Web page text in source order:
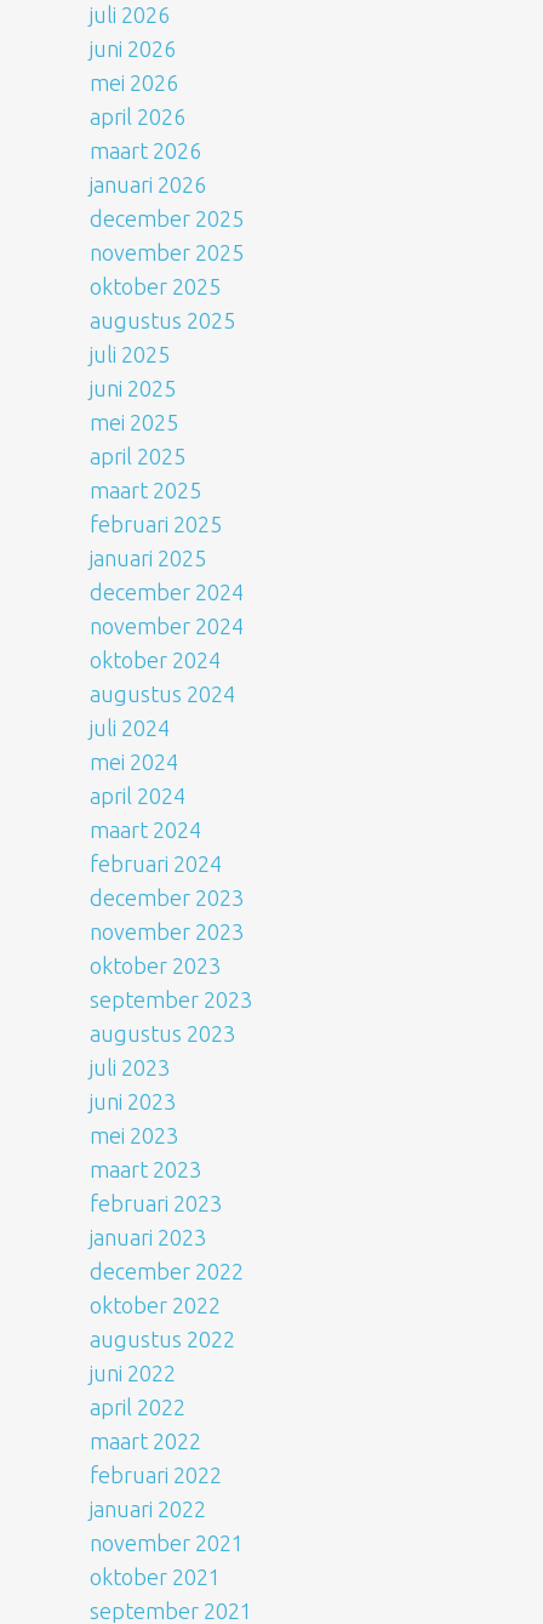
juli 2026
juni 2026
mei 2026
april 2026
maart 2026
januari 2026
december 2025
november 2025
oktober 2025
augustus 2025
juli 2025
juni 2025
mei 2025
april 2025
maart 2025
februari 2025
januari 2025
december 2024
november 2024
oktober 2024
augustus 2024
juli 2024
mei 2024
april 2024
maart 2024
februari 2024
december 2023
november 2023
oktober 2023
september 2023
augustus 2023
juli 2023
juni 2023
mei 2023
maart 2023
februari 2023
januari 2023
december 2022
oktober 2022
augustus 2022
juni 2022
april 2022
maart 2022
februari 2022
januari 2022
november 2021
oktober 2021
september 2021